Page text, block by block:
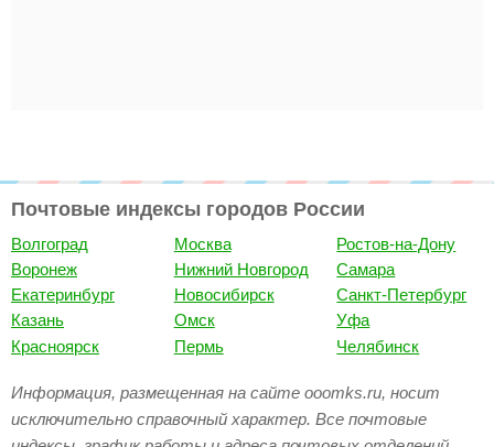
Почтовые индексы городов России
Волгоград
Воронеж
Екатеринбург
Казань
Красноярск
Москва
Нижний Новгород
Новосибирск
Омск
Пермь
Ростов-на-Дону
Самара
Санкт-Петербург
Уфа
Челябинск
Информация, размещенная на сайте ooomks.ru, носит
исключительно справочный характер. Все почтовые